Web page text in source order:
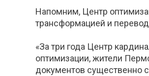
Напомним, Центр
трансформацией и
«За три года Центр
оптимизации, жители
документов существенно